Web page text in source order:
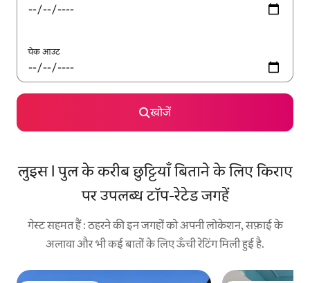
चेक आउट
खोजें
लुइस I पुल के करीब छुट्टियाँ बिताने के लिए किराए
पर उपलब्ध टॉप-रेटेड जगहें
गेस्ट सहमत हैं : ठहरने की इन जगहों को अपनी लोकेशन, सफ़ाई के
अलावा और भी कई बातों के लिए ऊँची रेटिंग मिली हुई है.